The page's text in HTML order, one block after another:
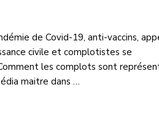
de Covid-19, anti-vaccins,
civile et complotistes se
les complots sont
maitre dans …